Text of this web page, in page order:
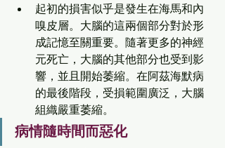
起初的損害似乎是發生在海馬和內
嗅皮層。大腦的這兩個部分對於形
成記憶至關重要。隨著更多的神經
元死亡，大腦的其他部分也受到影
響，並且開始萎縮。在阿茲海默病
的最後階段，受損範圍廣泛，大腦
組織嚴重萎縮。
病情隨時間而惡化